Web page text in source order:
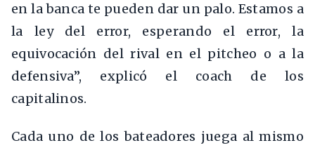
en la banca te pueden dar un palo. Estamos a
la ley del error, esperando el error, la
equivocación del rival en el pitcheo o a la
defensiva”, explicó el coach de los
capitalinos.
Cada uno de los bateadores juega al mismo